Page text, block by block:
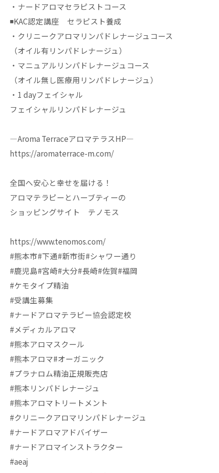
・ナードアロマセラピストコース
◾️KAC認定講座 セラピスト養成
・クリニークアロマリンパドレナージュコース
（オイル有リンパドレナージュ）
・マニュアルリンパドレナージュコース
（オイル無し医療用リンパドレナージュ）
・1 dayフェイシャル
フェイシャルリンパドレナージュ
—Aroma TerraceアロマテラスHP—
https://aromaterrace-m.com/
全国へ安心と幸せを届ける！
アロマテラピーとハーブティーの
ショッピングサイト テノモス
https://www.tenomos.com/
#熊本市#下通#新市街#シャワー通り
#鹿児島#宮崎#大分#長崎#佐賀#福岡
#ケモタイプ精油
#受講生募集
#ナードアロマテラピー協会認定校
#メディカルアロマ
#熊本アロマスクール
#熊本アロマ#オーガニック
#プラナロム精油正規販売店
#熊本リンパドレナージュ
#熊本アロマトリートメント
#クリニークアロマリンパドレナージュ
#ナードアロマアドバイザー
#ナードアロマインストラクター
#aeaj